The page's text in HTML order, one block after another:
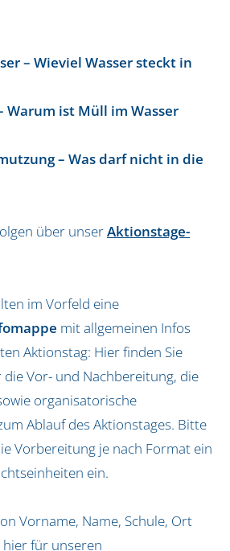
– Wieviel Wasser steckt in
Warum ist Müll im Wasser
– Was darf nicht in die
über unserAktionstage-
im Vorfeld eine
mit allgemeinen Infos
Aktionstag: Hier finden Sie
Vor- und Nachbereitung, die
organisatorische
Ablauf des Aktionstages. Bitte
Vorbereitung je nach Format ein
ein.
Vorname, Name, Schule, Ort
hier für unseren